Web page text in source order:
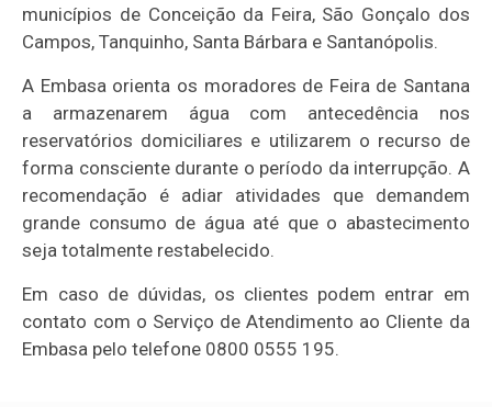
municípios de Conceição da Feira, São Gonçalo dos
Campos, Tanquinho, Santa Bárbara e Santanópolis.
A Embasa orienta os moradores de Feira de Santana
a armazenarem água com antecedência nos
reservatórios domiciliares e utilizarem o recurso de
forma consciente durante o período da interrupção. A
recomendação é adiar atividades que demandem
grande consumo de água até que o abastecimento
seja totalmente restabelecido.
Em caso de dúvidas, os clientes podem entrar em
contato com o Serviço de Atendimento ao Cliente da
Embasa pelo telefone 0800 0555 195.